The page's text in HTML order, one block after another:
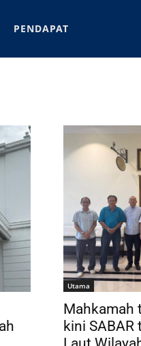
PENDAPAT
Utama
Mahkamah
kini